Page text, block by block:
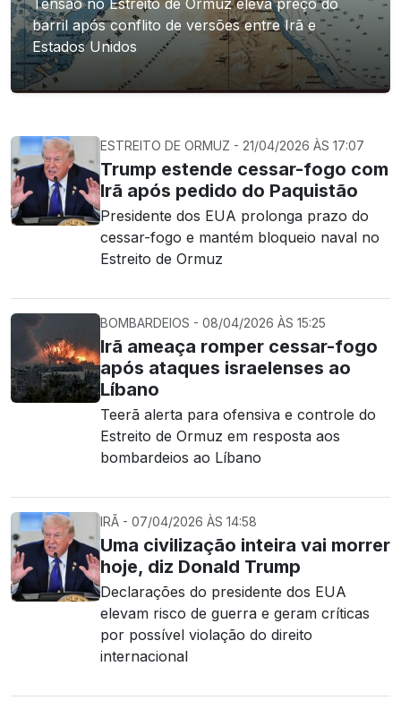
Tensão no Estreito de Ormuz eleva preço do
barril após conflito de versões entre Irã e
Estados Unidos
ESTREITO DE ORMUZ - 21/04/2026 ÀS 17:07
Trump estende cessar-fogo com
Irã após pedido do Paquistão
Presidente dos EUA prolonga prazo do
cessar-fogo e mantém bloqueio naval no
Estreito de Ormuz
BOMBARDEIOS - 08/04/2026 ÀS 15:25
Irã ameaça romper cessar-fogo
após ataques israelenses ao
Líbano
Teerã alerta para ofensiva e controle do
Estreito de Ormuz em resposta aos
bombardeios ao Líbano
IRÃ - 07/04/2026 ÀS 14:58
Uma civilização inteira vai morrer
hoje, diz Donald Trump
Declarações do presidente dos EUA
elevam risco de guerra e geram críticas
por possível violação do direito
internacional